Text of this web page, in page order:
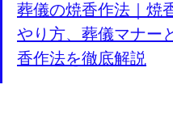
葬儀の焼香作法｜焼
やり方、葬儀マナー
香作法を徹底解説